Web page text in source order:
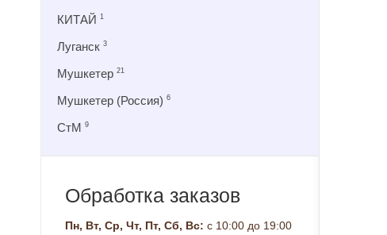
КИТАЙ 1
Луганск 3
Мушкетер 21
Мушкетер (Россия) 6
СтМ 9
Обработка заказов
Пн, Вт, Ср, Чт, Пт, Сб, Вс: с 10:00 до 19:00